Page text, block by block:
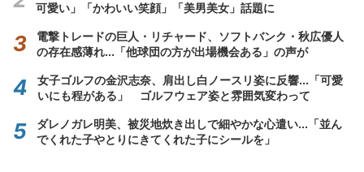
可愛い」「かわいい笑顔」「美男美女」話題に
電撃トレードの巨人・リチャード、ソフトバンク・秋広優人
の存在感薄れ...「他球団の方が出場機会ある」の声が
女子ゴルフの金沢志奈、肩出し白ノースリ姿に反響...「可愛
いにも程がある」 ゴルフウェア姿と雰囲気変わって
ダレノガレ明美、被災地炊き出しで細やかな心遣い...「並ん
でくれた子やとりにきてくれた子にシールを」